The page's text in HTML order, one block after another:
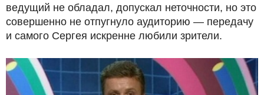
ведущий не обладал, допускал неточности, но это
совершенно не отпугнуло аудиторию — передачу
и самого Сергея искренне любили зрители.